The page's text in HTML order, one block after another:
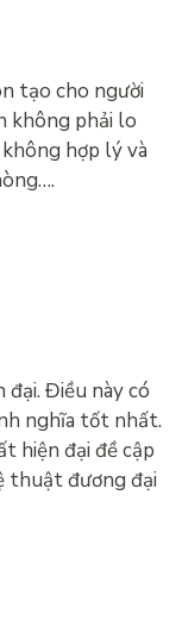
tạo cho người
không phải lo
hợp lý và
Điều này có
nghĩa tốt nhất.
hiện đại đề cập
thuật đương đại